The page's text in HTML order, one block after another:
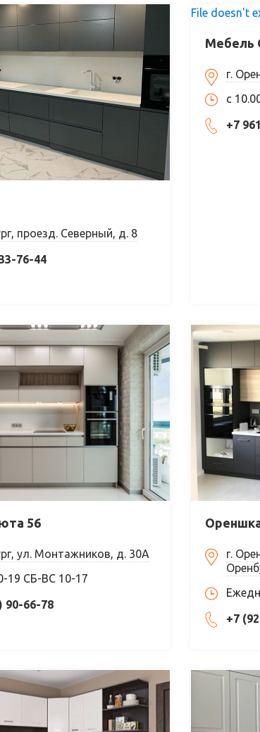
проезд. Северный, д. 8
76-44
File doesn't
Мебель
г.
с
+7
56
ул. Монтажников, д. 30А
19 СБ-ВС 10-17
90-66-78
г.
+7